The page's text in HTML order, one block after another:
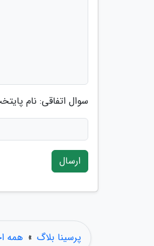
سوال اتفاقی: نام
ارسال
پرسینا بلاگ » همه